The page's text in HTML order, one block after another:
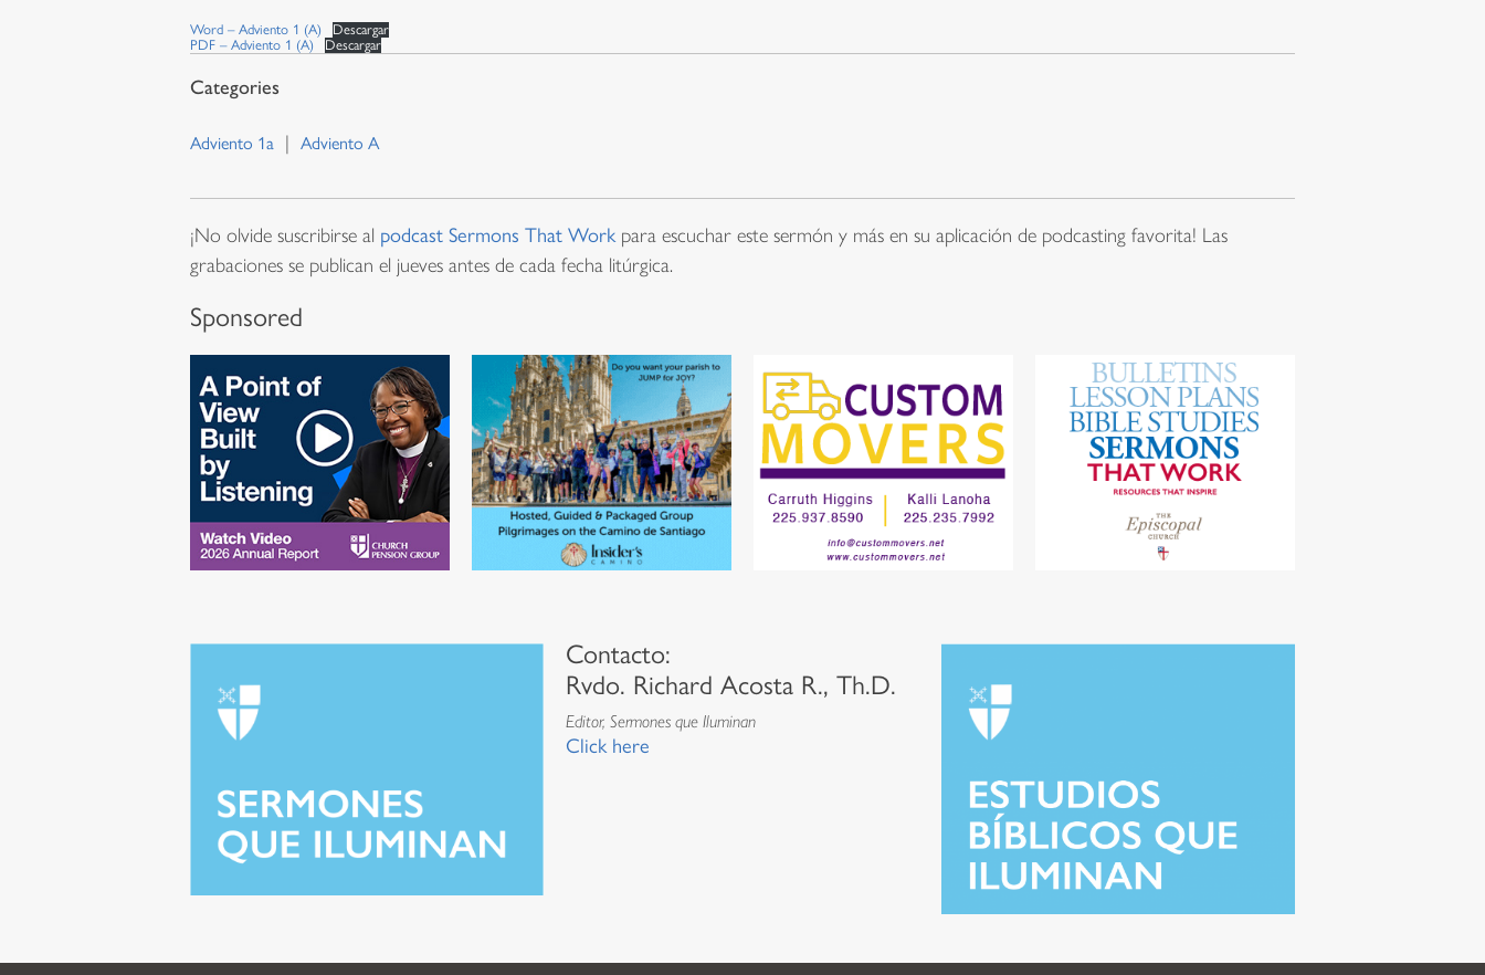
Word – Adviento 1 (A)
Descargar
PDF – Adviento 1 (A)
Descargar
Adviento 1a Adviento A
¡No olvide suscribirse al podcast Sermons That Workpara escuchar este sermón y más en su aplicación de podcasting favorita! Las
grabaciones se publican el jueves antes de cada fecha litúrgica.
Sponsored
Contacto:
Rvdo. Richard Acosta R., Th.D.
Editor, Sermones que Iluminan
Click here